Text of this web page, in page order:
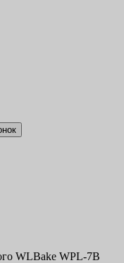
WLBake WPL-7B